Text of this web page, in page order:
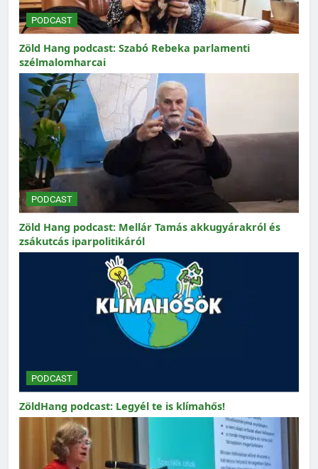
PODCAST
Zöld Hang podcast: Szabó Rebeka parlamenti
szélmalomharcai
PODCAST
Zöld Hang podcast: Mellár Tamás akkugyárakról és
zsákutcás iparpolitikáról
PODCAST
ZöldHang podcast: Legyél te is klímahős!